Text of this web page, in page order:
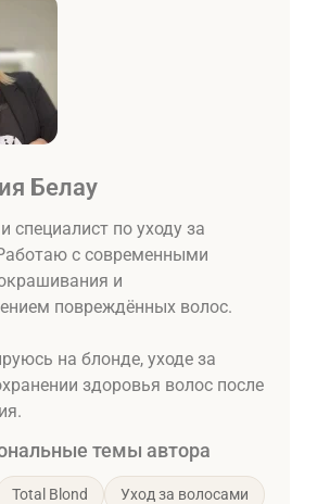
Белау
специалист по уходу за
с современными
и
повреждённых волос.
на блонде, уходе за
здоровья волос после
темы автора
Total Blond Уход за волосами